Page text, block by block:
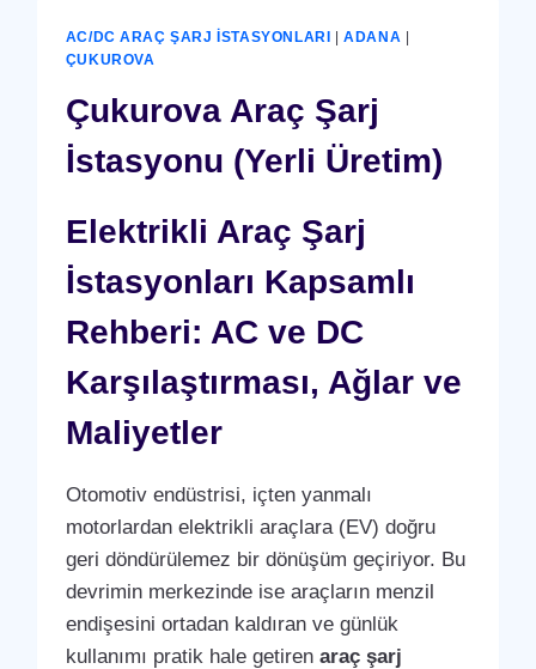
AC/DC ARAÇ ŞARJ İSTASYONLARI |ADANA
ÇUKUROVA
Çukurova Araç Şarj
İstasyonu (Yerli Üretim)
Elektrikli Araç Şarj
İstasyonları Kapsamlı
Rehberi: AC ve DC
Karşılaştırması, Ağlar ve
Maliyetler
Otomotiv endüstrisi, içten yanmalı
motorlardan elektrikli araçlara (EV) doğru
geri döndürülemez bir dönüşüm geçiriyor. Bu
devrimin merkezinde ise araçların menzil
endişesini ortadan kaldıran ve günlük
kullanımı pratik hale getiren araç şarj